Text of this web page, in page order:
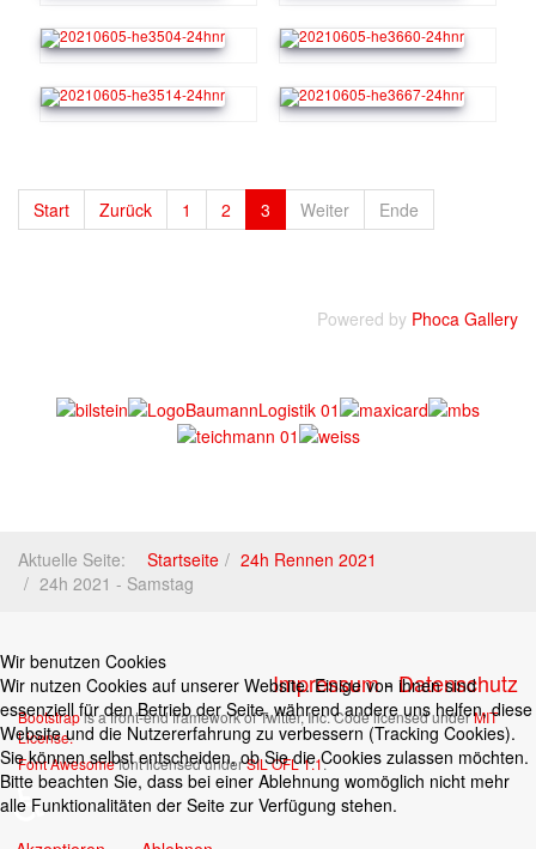
Start Zurück 1 2 3 Weiter Ende
Powered by Phoca Gallery
Aktuelle Seite: Startseite
24h Rennen 2021
24h 2021 - Samstag
Impressum-Datenschutz
Bootstrapis a front-end framework of Twitter, Inc. Code licensed underMIT
License.
Font Awesomefont licensed underSIL OFL 1.1.
Wir benutzen Cookies
Wir nutzen Cookies auf unserer Website. Einige von ihnen sind
essenziell für den Betrieb der Seite, während andere uns helfen, diese
Website und die Nutzererfahrung zu verbessern (Tracking Cookies).
Sie können selbst entscheiden, ob Sie die Cookies zulassen möchten.
Bitte beachten Sie, dass bei einer Ablehnung womöglich nicht mehr
alle Funktionalitäten der Seite zur Verfügung stehen.